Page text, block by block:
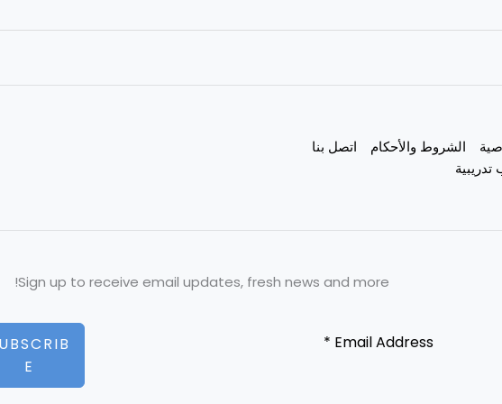
الشروط والأحكام
اتصل بنا
Sign up to receive email updates, fresh news and more!
E